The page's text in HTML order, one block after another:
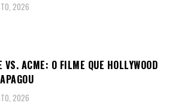
2026
VS. ACME: O FILME QUE HOLLYWOOD
2026